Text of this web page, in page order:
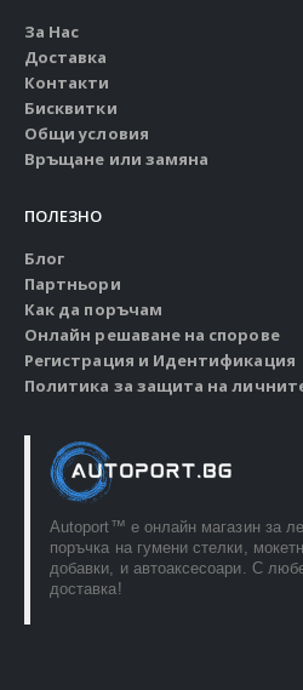
За Нас
Доставка
Контакти
Бисквитки
Общи условия
Връщане или замяна
ПОЛЕЗНО
Блог
Партньори
Как да поръчам
Онлайн решаване на спорове
Регистрация и Идентификация
Политика за защита на
Autoport™ e онлайн магазин за
поръчка на гумени стелки,
добавки, и автоаксесоари. С
доставка!